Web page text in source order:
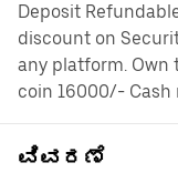
Deposit
discount on
any platform. Own
coin 16000/- Cash
ವಿವರಣೆ